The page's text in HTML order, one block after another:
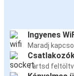
Ingyenes
Maradj
Tartsd